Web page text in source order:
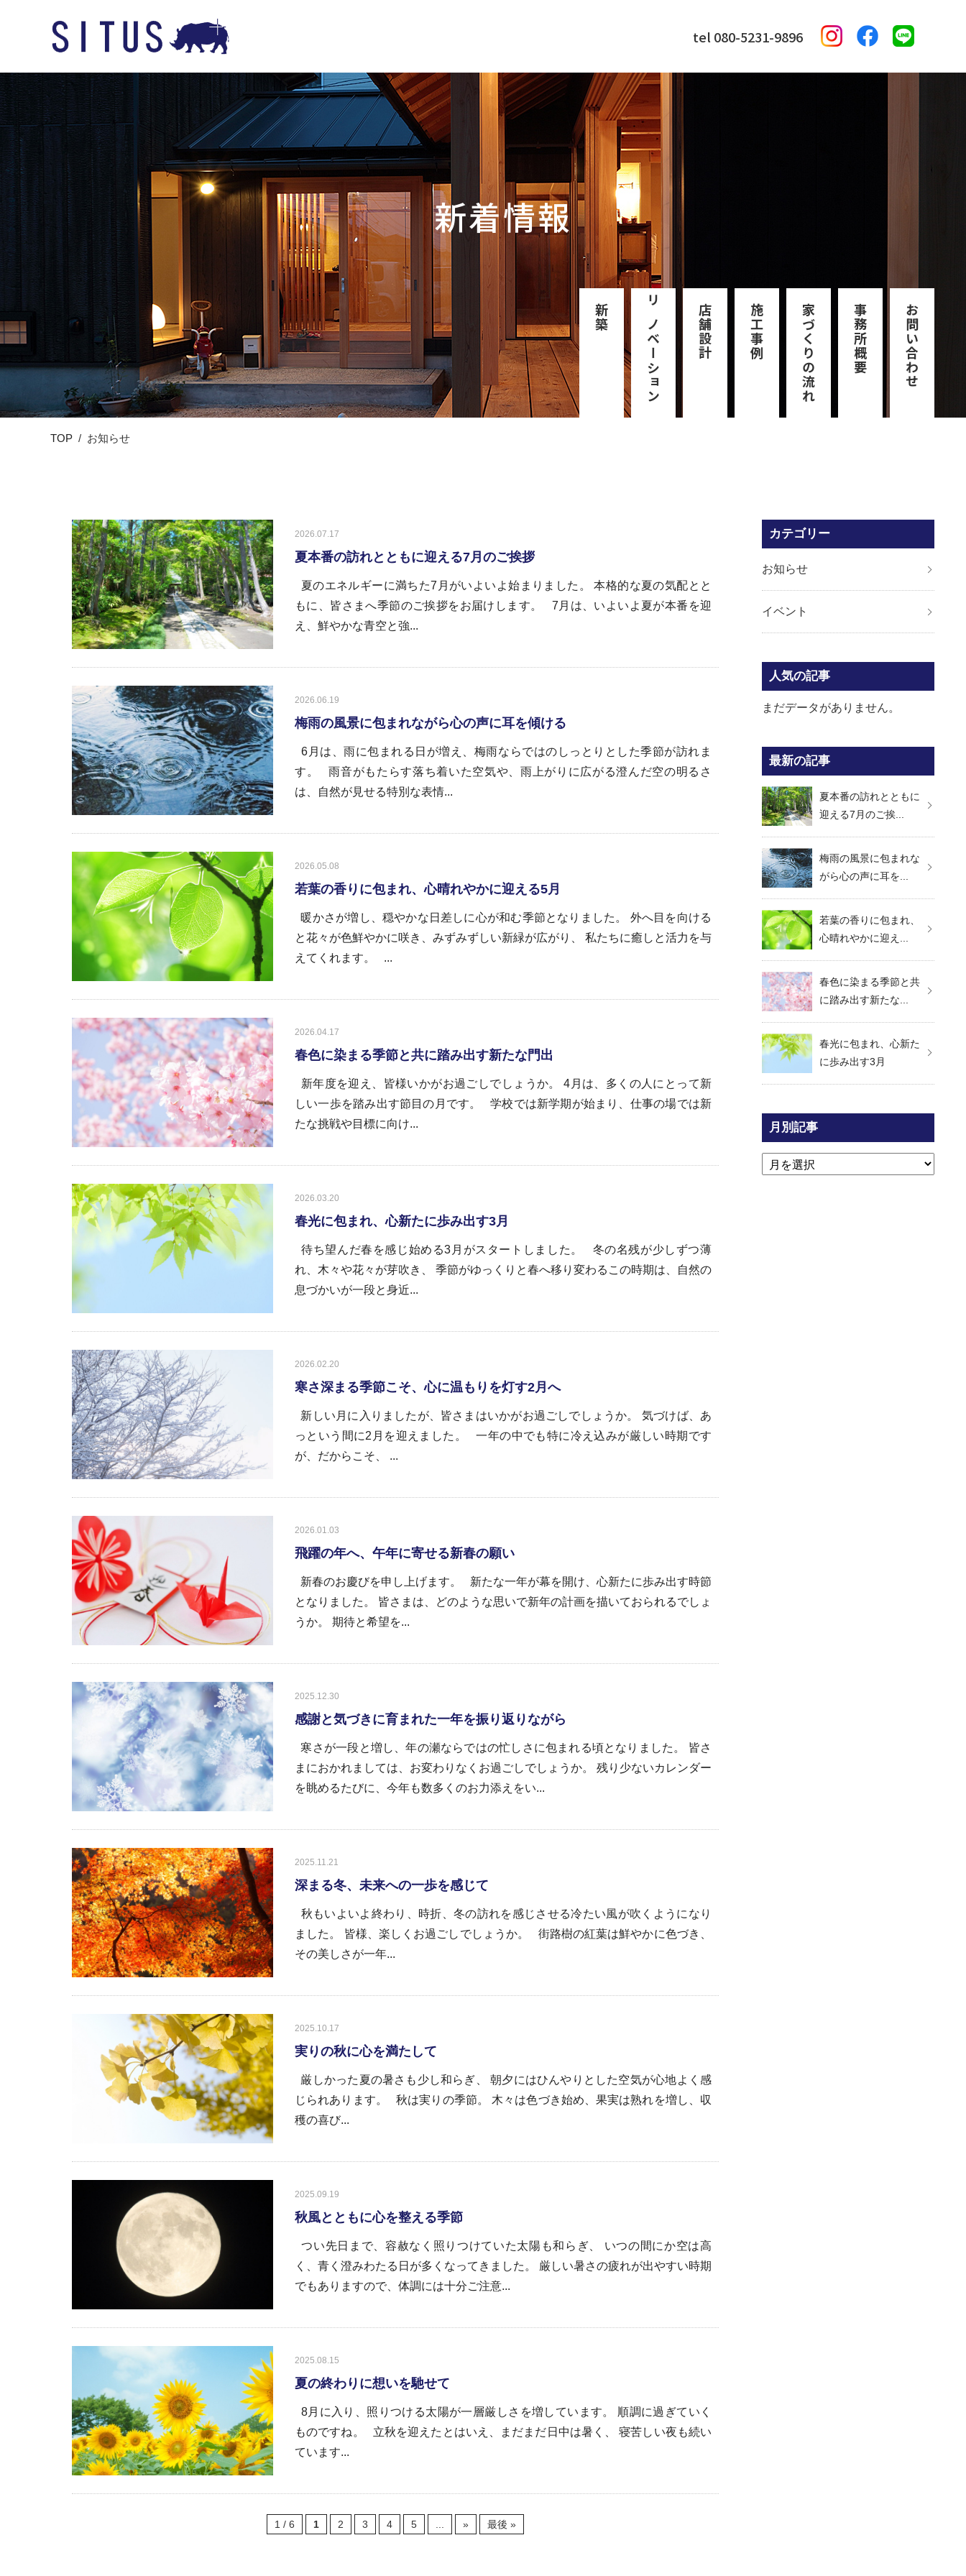
tel 080-5231-9896
新着情報
新築 リノベーション 店舗設計 施工事例 家づくりの流れ 事務所概要 お問い合わせ
TOP お知らせ
2026.07.17
夏本番の訪れとともに迎える7月のご挨拶
夏のエネルギーに満ちた7月がいよいよ始まりました。 本格的な夏の気配とと
もに、皆さまへ季節のご挨拶をお届けします。 7月は、いよいよ夏が本番を迎
え、鮮やかな青空と強...
2026.06.19
梅雨の風景に包まれながら心の声に耳を傾ける
6月は、雨に包まれる日が増え、梅雨ならではのしっとりとした季節が訪れま
す。 雨音がもたらす落ち着いた空気や、雨上がりに広がる澄んだ空の明るさ
は、自然が見せる特別な表情...
2026.05.08
若葉の香りに包まれ、心晴れやかに迎える5月
暖かさが増し、穏やかな日差しに心が和む季節となりました。 外へ目を向ける
と花々が色鮮やかに咲き、みずみずしい新緑が広がり、 私たちに癒しと活力を与
えてくれます。 ...
2026.04.17
春色に染まる季節と共に踏み出す新たな門出
新年度を迎え、皆様いかがお過ごしでしょうか。 4月は、多くの人にとって新
しい一歩を踏み出す節目の月です。 学校では新学期が始まり、仕事の場では新
たな挑戦や目標に向け...
2026.03.20
春光に包まれ、心新たに歩み出す3月
待ち望んだ春を感じ始める3月がスタートしました。 冬の名残が少しずつ薄
れ、木々や花々が芽吹き、 季節がゆっくりと春へ移り変わるこの時期は、自然の
息づかいが一段と身近...
2026.02.20
寒さ深まる季節こそ、心に温もりを灯す2月へ
新しい月に入りましたが、皆さまはいかがお過ごしでしょうか。 気づけば、あ
っという間に2月を迎えました。 一年の中でも特に冷え込みが厳しい時期です
が、だからこそ、 ...
2026.01.03
飛躍の年へ、午年に寄せる新春の願い
新春のお慶びを申し上げます。 新たな一年が幕を開け、心新たに歩み出す時節
となりました。 皆さまは、どのような思いで新年の計画を描いておられるでしょ
うか。 期待と希望を...
2025.12.30
感謝と気づきに育まれた一年を振り返りながら
寒さが一段と増し、年の瀬ならではの忙しさに包まれる頃となりました。 皆さ
まにおかれましては、お変わりなくお過ごしでしょうか。 残り少ないカレンダー
を眺めるたびに、今年も数多くのお力添えをい...
2025.11.21
深まる冬、未来への一歩を感じて
秋もいよいよ終わり、時折、冬の訪れを感じさせる冷たい風が吹くようになり
ました。 皆様、楽しくお過ごしでしょうか。 街路樹の紅葉は鮮やかに色づき、
その美しさが一年...
2025.10.17
実りの秋に心を満たして
厳しかった夏の暑さも少し和らぎ、 朝夕にはひんやりとした空気が心地よく感
じられあります。 秋は実りの季節。 木々は色づき始め、果実は熟れを増し、収
穫の喜び...
2025.09.19
秋風とともに心を整える季節
つい先日まで、容赦なく照りつけていた太陽も和らぎ、 いつの間にか空は高
く、青く澄みわたる日が多くなってきました。 厳しい暑さの疲れが出やすい時期
でもありますので、体調には十分ご注意...
2025.08.15
夏の終わりに想いを馳せて
8月に入り、照りつける太陽が一層厳しさを増しています。 順調に過ぎていく
ものですね。 立秋を迎えたとはいえ、まだまだ日中は暑く、 寝苦しい夜も続い
ています...
1 / 6 1 2 3 4 5 » 最後 »
カテゴリー
お知らせ
イベント
人気の記事
まだデータがありません。
最新の記事
夏本番の訪れとともに
迎える7月のご挨...
梅雨の風景に包まれな
がら心の声に耳を...
若葉の香りに包まれ、
心晴れやかに迎え...
春色に染まる季節と共
に踏み出す新たな...
春光に包まれ、心新た
に歩み出す3月
月別記事